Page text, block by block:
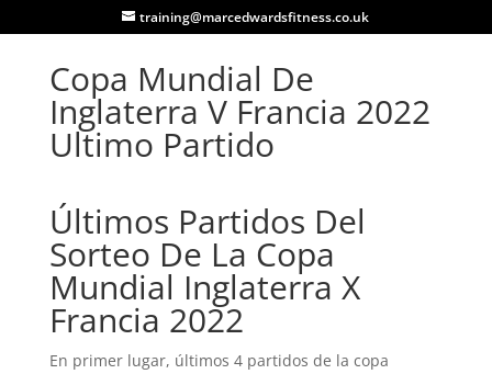
training@marcedwardsfitness.co.uk
Copa Mundial De
Inglaterra V Francia 2022
Ultimo Partido
Últimos Partidos Del
Sorteo De La Copa
Mundial Inglaterra X
Francia 2022
En primer lugar, últimos 4 partidos de la copa